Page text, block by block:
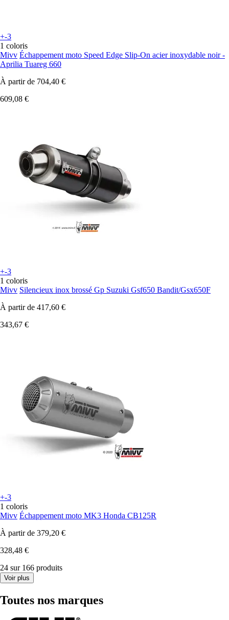
+-3
1 coloris
Mivv Échappement moto Speed Edge Slip-On acier inoxydable noir -
Aprilia Tuareg 660
À partir de 704,40 €
609,08 €
+-3
1 coloris
Mivv Silencieux inox brossé Gp Suzuki Gsf650 Bandit/Gsx650F
À partir de 417,60 €
343,67 €
+-3
1 coloris
Mivv Échappement moto MK3 Honda CB125R
À partir de 379,20 €
328,48 €
24 sur 166 produits
Voir plus
Toutes nos marques